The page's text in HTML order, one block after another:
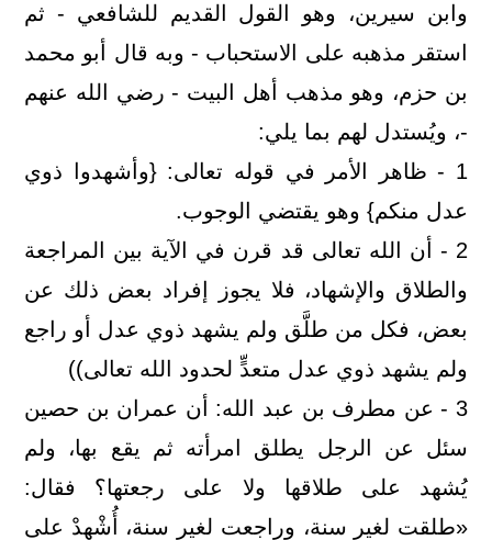
وابن سيرين، وهو القول القديم للشافعي - ثم
استقر مذهبه على الاستحباب - وبه قال أبو محمد
بن حزم، وهو مذهب أهل البيت - رضي الله عنهم
-، ويُستدل لهم بما يلي:
1 - ظاهر الأمر في قوله تعالى: {وأشهدوا ذوي
عدل منكم} وهو يقتضي الوجوب.
2 - أن الله تعالى قد قرن في الآية بين المراجعة
والطلاق والإشهاد، فلا يجوز إفراد بعض ذلك عن
بعض، فكل من طلَّق ولم يشهد ذوي عدل أو راجع
ولم يشهد ذوي عدل متعدٍّ لحدود الله تعالى))
3 - عن مطرف بن عبد الله: أن عمران بن حصين
سئل عن الرجل يطلق امرأته ثم يقع بها، ولم
يُشهد على طلاقها ولا على رجعتها؟ فقال:
«طلقت لغير سنة، وراجعت لغير سنة، أُشْهِدْ على